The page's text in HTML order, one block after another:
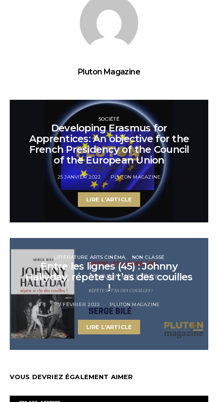
Pluton Magazine
SOCIÉTÉ
Developing Erasmus for
Apprentices: An objective for the
French Presidency of the Council
of the European Union
25 JANVIER 2022 PLUTON MAGAZINE
LIRE L'ARTICLE
LITTÉRATURE ARTS CINÉMA NON CLASSÉ
Entre les lignes (45) : Johnny
Hallyday, répète si t’as des couilles
!
7 FÉVRIER 2022 PLUTON MAGAZINE
LIRE L'ARTICLE
VOUS DEVRIEZ ÉGALEMENT AIMER